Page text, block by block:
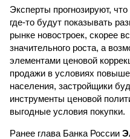
Эксперты прогнозируют,
где-то будут показывать
рынке новостроек, скорее
значительного роста, а
элементами ценовой
продажи в условиях
населения, застройщики
инструменты ценовой
выгодные условия покупки.
Ранее глава Банка России